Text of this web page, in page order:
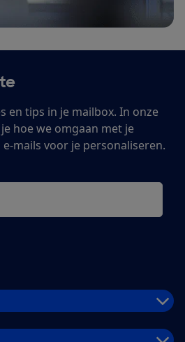
en tips in je mailbox. In onze
je hoe we omgaan met je
mails voor je personaliseren.